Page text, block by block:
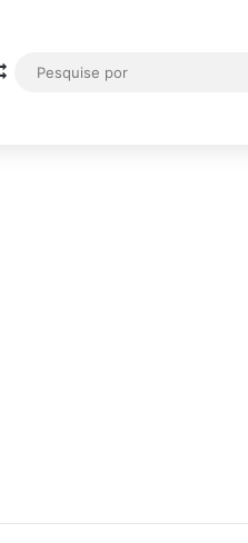
Publicación al azar